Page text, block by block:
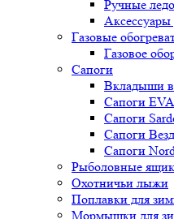
Ручные
Аксессуары
Газовые
Газовое
Сапоги
Вкладыши в
Сапоги
Сапоги
Сапоги
Сапоги
Рыболовные
Охотничьи лыжи
Поплавки для
Мормышки для